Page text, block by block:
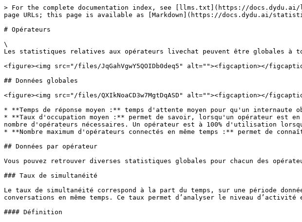
> For the complete documentation index, see [llms.txt](https://docs.dydu.ai/
page URLs; this page is available as [Markdown](https://docs.dydu.ai/
# Opérateurs
\
Les statistiques relatives aux opérateurs livechat peuvent être globales à
<figure><img src="/files/JqGahVgwY5QOIDb0deq5" alt=""><figcaption></
## Données globales
<figure><img src="/files/QXIkNoaCD3w7MgtDqASD" alt=""><figcaption></
* **Temps de réponse moyen :** temps d'attente moyen pour qu'un internaute
* **Taux d'occupation moyen :** permet de savoir, lorsqu'un opérateur est
nombre d'opérateurs nécessaires. Un opérateur est à 100% d'utilisation
* **Nombre maximum d'opérateurs connectés en même temps :** permet de
## Données par opérateur
Vous pouvez retrouver diverses statistiques globales pour chacun des
### Taux de simultanéité
Le taux de simultanéité correspond à la part du temps, sur une période
conversations en même temps. Ce taux permet d’analyser le niveau
#### Définition